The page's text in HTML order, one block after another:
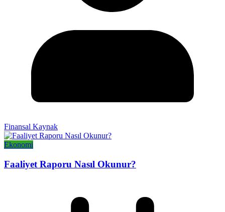
Finansal Kaynak
Ekonomi
Faaliyet Raporu Nasıl Okunur?